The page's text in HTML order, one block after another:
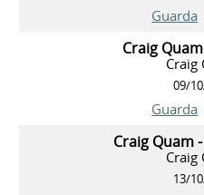
Guarda
Craig
Craig
09/
Guarda
Craig Quam
Craig
13/